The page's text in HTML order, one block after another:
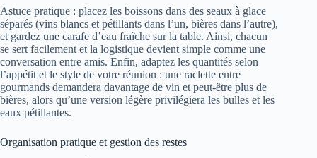
Astuce pratique : placez les boissons dans des seaux à glace
séparés (vins blancs et pétillants dans l’un, bières dans l’autre),
et gardez une carafe d’eau fraîche sur la table. Ainsi, chacun
se sert facilement et la logistique devient simple comme une
conversation entre amis. Enfin, adaptez les quantités selon
l’appétit et le style de votre réunion : une raclette entre
gourmands demandera davantage de vin et peut-être plus de
bières, alors qu’une version légère privilégiera les bulles et les
eaux pétillantes.
Organisation pratique et gestion des restes